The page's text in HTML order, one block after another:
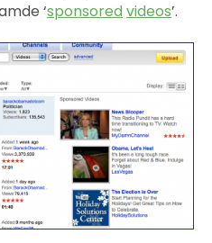
‘sponsored videos’.